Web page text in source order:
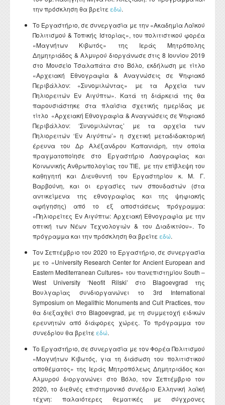
την πρόσκληση θα βρείτε εδώ.
Το Εργαστήριο, σε συνεργασία με την «Ακαδημία Λαϊκού
Πολιτισμού & Τοπικής Ιστορίας», του πολιτιστικού φορέα
«Μαγνήτων Κιβωτός» της Ιεράς Μητρόπολης
Δημητριάδος & Αλμυρού διοργάνωσε στις 8 Ιουνίου 2019
στο Μουσείο Τσαλαπάτα στο Βόλο, εκδήλωση με τίτλο
«Αρχειακή Εθνογραφία & Αναγνώσεις σε Ψηφιακό
Περιβάλλον: «Συνομιλώντας» με τα Αρχεία των
Πηλιορειτών Εν Αιγύπτω». Κατά τη διάρκειά της θα
παρουσιάστηκε στα πλαίσια σχετικής ημερίδας με
τίτλο «Αρχειακή Εθνογραφία & Αναγνώσεις σε Ψηφιακό
Περιβάλλον: ‘Συνομιλώντας’ με τα αρχεία των
Πηλιορειτών ‘Εν Αιγύπτω’» η σχετική μεταδιδακτορική
έρευνα του Δρ Αλέξανδρου Καπανιάρη, την οποία
πραγματοποίησε στο Εργαστήριο Λαογραφίας και
Κοινωνικής Ανθρωπολογίας του ΤΙΕ, με την επίβλεψη του
καθηγητή και Διευθυντή του Εργαστηρίου κ. Μ. Γ.
Βαρβούνη, και οι εργασίες των σπουδαστών (στα
αντικείμενα της εθνογραφίας και της ψηφιακής
αφήγησης) από το εξ αποστάσεως πρόγραμμα:
«Πηλιορείτες Εν Αιγύπτω: Αρχειακή Εθνογραφία με την
οπτική των Νέων Τεχνολογιών & του Διαδικτύου». Το
πρόγραμμα και την πρόσκληση θα βρείτε εδώ.
Τον Σεπτέμβριο του 2020 το Εργαστήριο, σε συνεργασία
με το «University Research Center for Ancient European and
Eastern Mediterranean Cultures» του πανεπιστημίου South –
West University ‘Neofit Rilski’ στο Blagoevgrad της
Βουλγαρίας συνδιοργανώνει το 3rd International
Symposium on Megalithic Monuments and Cult Practices, που
θα διεξαχθεί στο Blagoevgrad, με τη συμμετοχή ειδικών
ερευνητών από διάφορες χώρες. Το πρόγραμμα του
συνεδρίου θα βρείτε εδώ.
Το Εργαστήριο, σε συνεργασία με τον Φορέα Πολιτισμού
«Μαγνήτων Κιβωτός, για τη διάσωση του πολιτιστικού
αποθέματος» της Ιεράς Μητροπόλεως Δημητριάδος και
Αλμυρού διοργανώνει στο Βόλο, τον Σεπτέμβριο του
2020, το διεθνές επιστημονικό συνέδριο Ελληνική λαϊκή
τέχνη: παλαιότερες θεματικές με σύγχρονες